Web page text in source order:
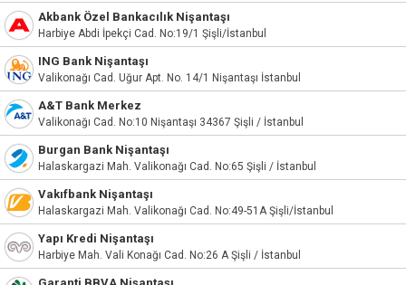
Akbank Özel Bankacılık Nişantaşı
Harbiye Abdi İpekçi Cad. No:19/1 Şişli/İstanbul
ING Bank Nişantaşı
Valikonağı Cad. Uğur Apt. No. 14/1 Nişantaşı İstanbul
A&T Bank Merkez
Valikonağı Cad. No:10 Nişantaşı 34367 Şişli / İstanbul
Burgan Bank Nişantaşı
Halaskargazi Mah. Valikonağı Cad. No:65 Şişli / İstanbul
Vakıfbank Nişantaşı
Halaskargazi Mah. Valikonağı Cad. No:49-51A Şişli/İstanbul
Yapı Kredi Nişantaşı
Harbiye Mah. Vali Konağı Cad. No:26 A Şişli / İstanbul